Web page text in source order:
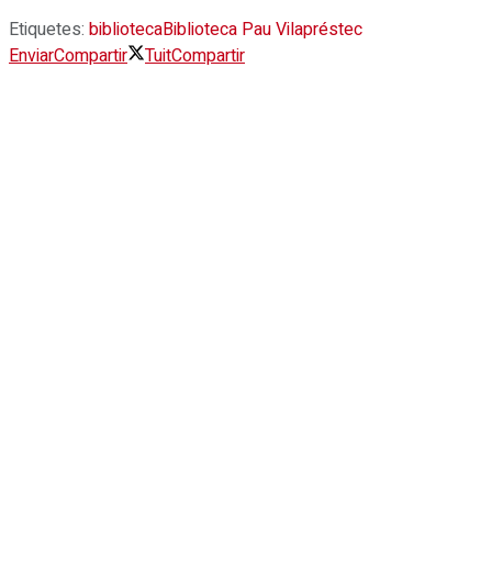
Etiquetes: bibliotecaBiblioteca Pau Vilapréstec
EnviarCompartir TuitCompartir